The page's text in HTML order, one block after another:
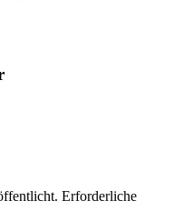
Erforderliche